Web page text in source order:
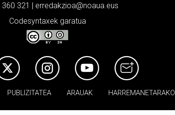
360 321 | erredakzioa@noaua.eus
Codesyntaxek garatua
PUBLIZITATEA ARAUAK HARREMANETARAKO